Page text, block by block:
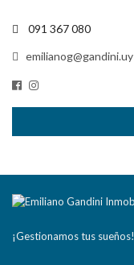
091 367 080
emilianog@gandini.uy
¡Gestionamos tus sueños!